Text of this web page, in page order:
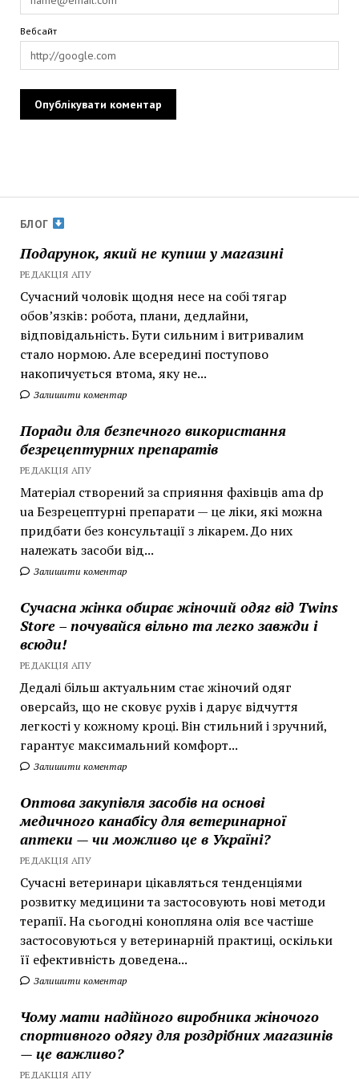
БЛОГ
Подарунок, який не купиш у магазині
РЕДАКЦІЯ АПУ
Сучасний чоловік щодня несе на собі тягар
обов’язків: робота, плани, дедлайни,
відповідальність. Бути сильним і витривалим
стало нормою. Але всередині поступово
накопичується втома, яку не...
Залишити коментар
Поради для безпечного використання
безрецептурних препаратів
РЕДАКЦІЯ АПУ
Матеріал створений за сприяння фахівців ama dp
ua Безрецептурні препарати — це ліки, які можна
придбати без консультації з лікарем. До них
належать засоби від...
Залишити коментар
Сучасна жінка обирає жіночий одяг від Twins
Store – почувайся вільно та легко завжди і
всюди!
РЕДАКЦІЯ АПУ
Дедалі більш актуальним стає жіночий одяг
оверсайз, що не сковує рухів і дарує відчуття
легкості у кожному кроці. Він стильний і зручний,
гарантує максимальний комфорт...
Залишити коментар
Оптова закупівля засобів на основі
медичного канабісу для ветеринарної
аптеки — чи можливо це в Україні?
РЕДАКЦІЯ АПУ
Сучасні ветеринари цікавляться тенденціями
розвитку медицини та застосовують нові методи
терапії. На сьогодні конопляна олія все частіше
застосовуються у ветеринарній практиці, оскільки
її ефективність доведена...
Залишити коментар
Чому мати надійного виробника жіночого
спортивного одягу для роздрібних магазинів
— це важливо?
РЕДАКЦІЯ АПУ
Вебсайт